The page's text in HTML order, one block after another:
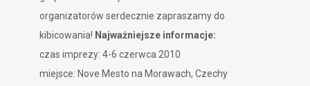
organizatorów serdecznie zapraszamy do
kibicowania! Najważniejsze informacje:
czas imprezy: 4-6 czerwca 2010
miejsce: Nove Mesto na Morawach, Czechy